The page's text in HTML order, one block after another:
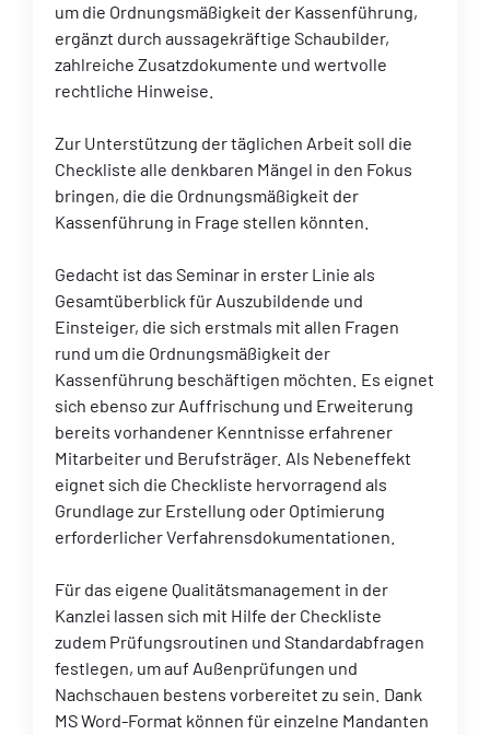
um die Ordnungsmäßigkeit der Kassenführung,
ergänzt durch aussagekräftige Schaubilder,
zahlreiche Zusatzdokumente und wertvolle
rechtliche Hinweise.
Zur Unterstützung der täglichen Arbeit soll die
Checkliste alle denkbaren Mängel in den Fokus
bringen, die die Ordnungsmäßigkeit der
Kassenführung in Frage stellen könnten.
Gedacht ist das Seminar in erster Linie als
Gesamtüberblick für Auszubildende und
Einsteiger, die sich erstmals mit allen Fragen
rund um die Ordnungsmäßigkeit der
Kassenführung beschäftigen möchten. Es eignet
sich ebenso zur Auffrischung und Erweiterung
bereits vorhandener Kenntnisse erfahrener
Mitarbeiter und Berufsträger. Als Nebeneffekt
eignet sich die Checkliste hervorragend als
Grundlage zur Erstellung oder Optimierung
erforderlicher Verfahrensdokumentationen.
Für das eigene Qualitätsmanagement in der
Kanzlei lassen sich mit Hilfe der Checkliste
zudem Prüfungsroutinen und Standardabfragen
festlegen, um auf Außenprüfungen und
Nachschauen bestens vorbereitet zu sein. Dank
MS Word-Format können für einzelne Mandanten